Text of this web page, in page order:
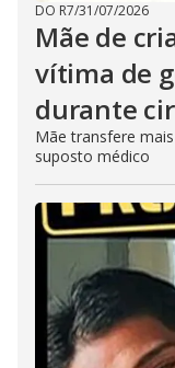
DO R7/31/07/2026
Mãe de
vítima de
durante
Mãe transfere
suposto médico